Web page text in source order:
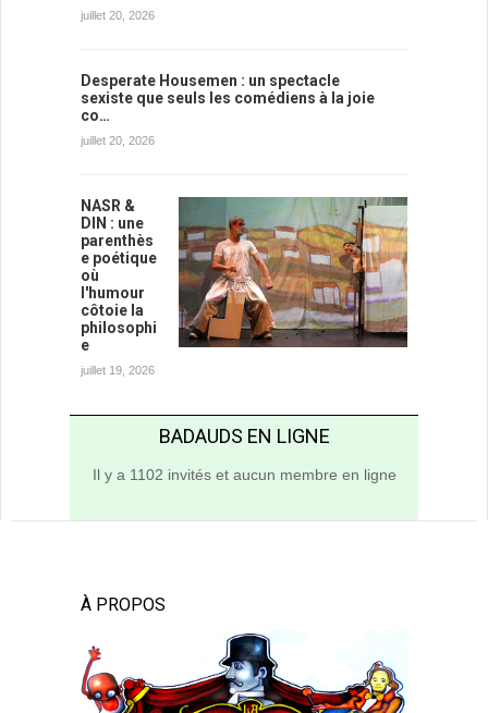
juillet 20, 2026
Desperate Housemen : un spectacle
sexiste que seuls les comédiens à la joie
co…
juillet 20, 2026
NASR &
DIN : une
parenthès
e poétique
où
l'humour
côtoie la
philosophi
e
juillet 19, 2026
BADAUDS EN LIGNE
Il y a 1102 invités et aucun membre en ligne
À PROPOS